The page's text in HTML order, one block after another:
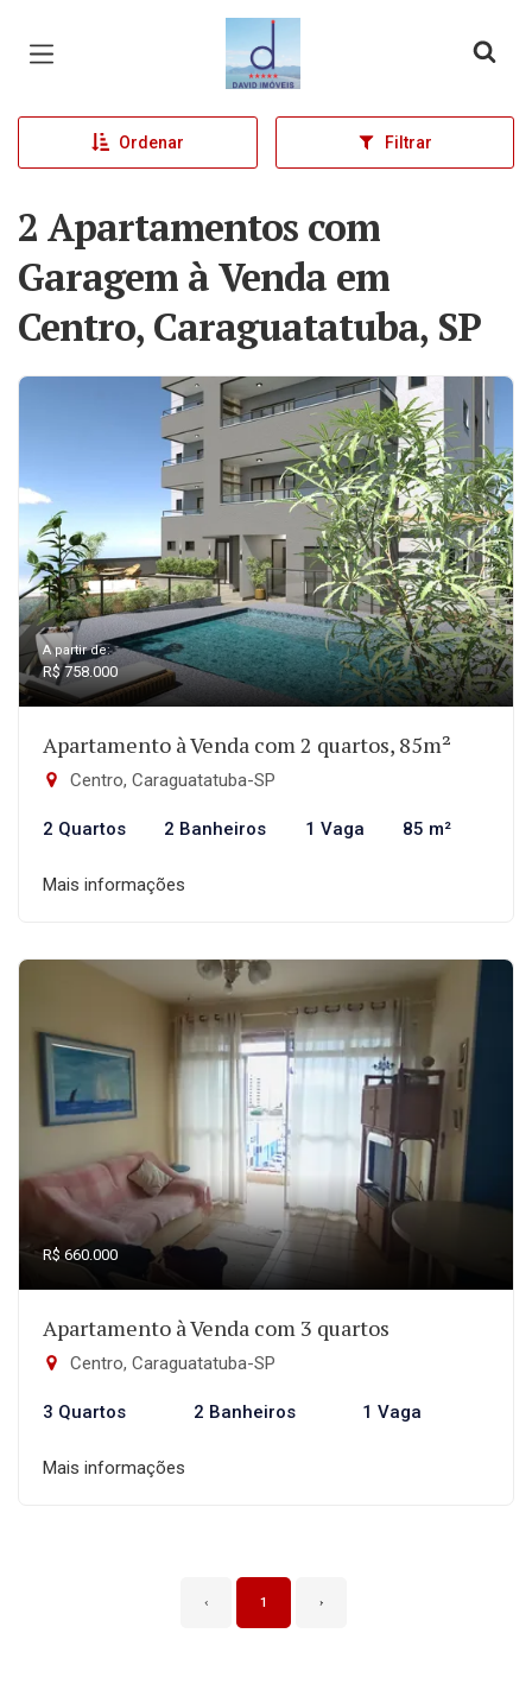
Página inicial
Ordenar Filtrar
2 Apartamentos com
Garagem à Venda em
Centro, Caraguatatuba, SP
A partir de:
R$ 758.000
Apartamento à Venda com 2 quartos, 85m²
Centro, Caraguatatuba-SP
2 Quartos 2 Banheiros 1 Vaga 85 m²
Mais informações
R$ 660.000
Apartamento à Venda com 3 quartos
Centro, Caraguatatuba-SP
3 Quartos 2 Banheiros 1 Vaga
Mais informações
‹ 1 ›